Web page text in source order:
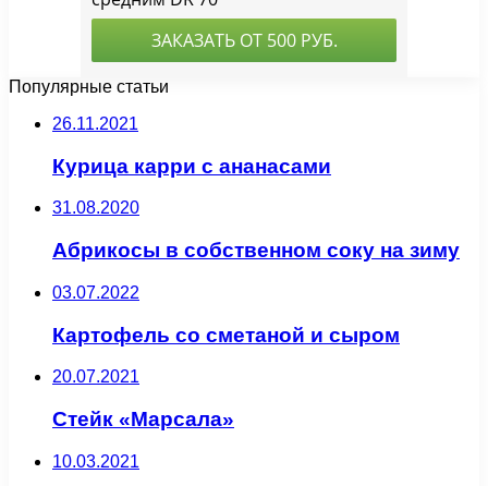
Популярные статьи
26.11.2021
Курица карри с ананасами
31.08.2020
Абрикосы в собственном соку на зиму
03.07.2022
Картофель со сметаной и сыром
20.07.2021
Стейк «Марсала»
10.03.2021